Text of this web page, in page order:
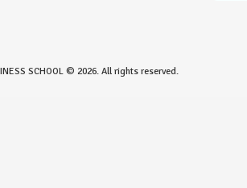
SCHOOL © 2026. All rights reserved.